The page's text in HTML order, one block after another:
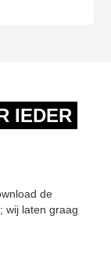
IEDER
de
wij laten graag